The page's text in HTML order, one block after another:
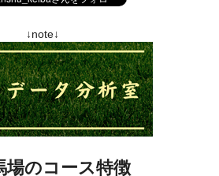
↓note↓
場のコース特徴